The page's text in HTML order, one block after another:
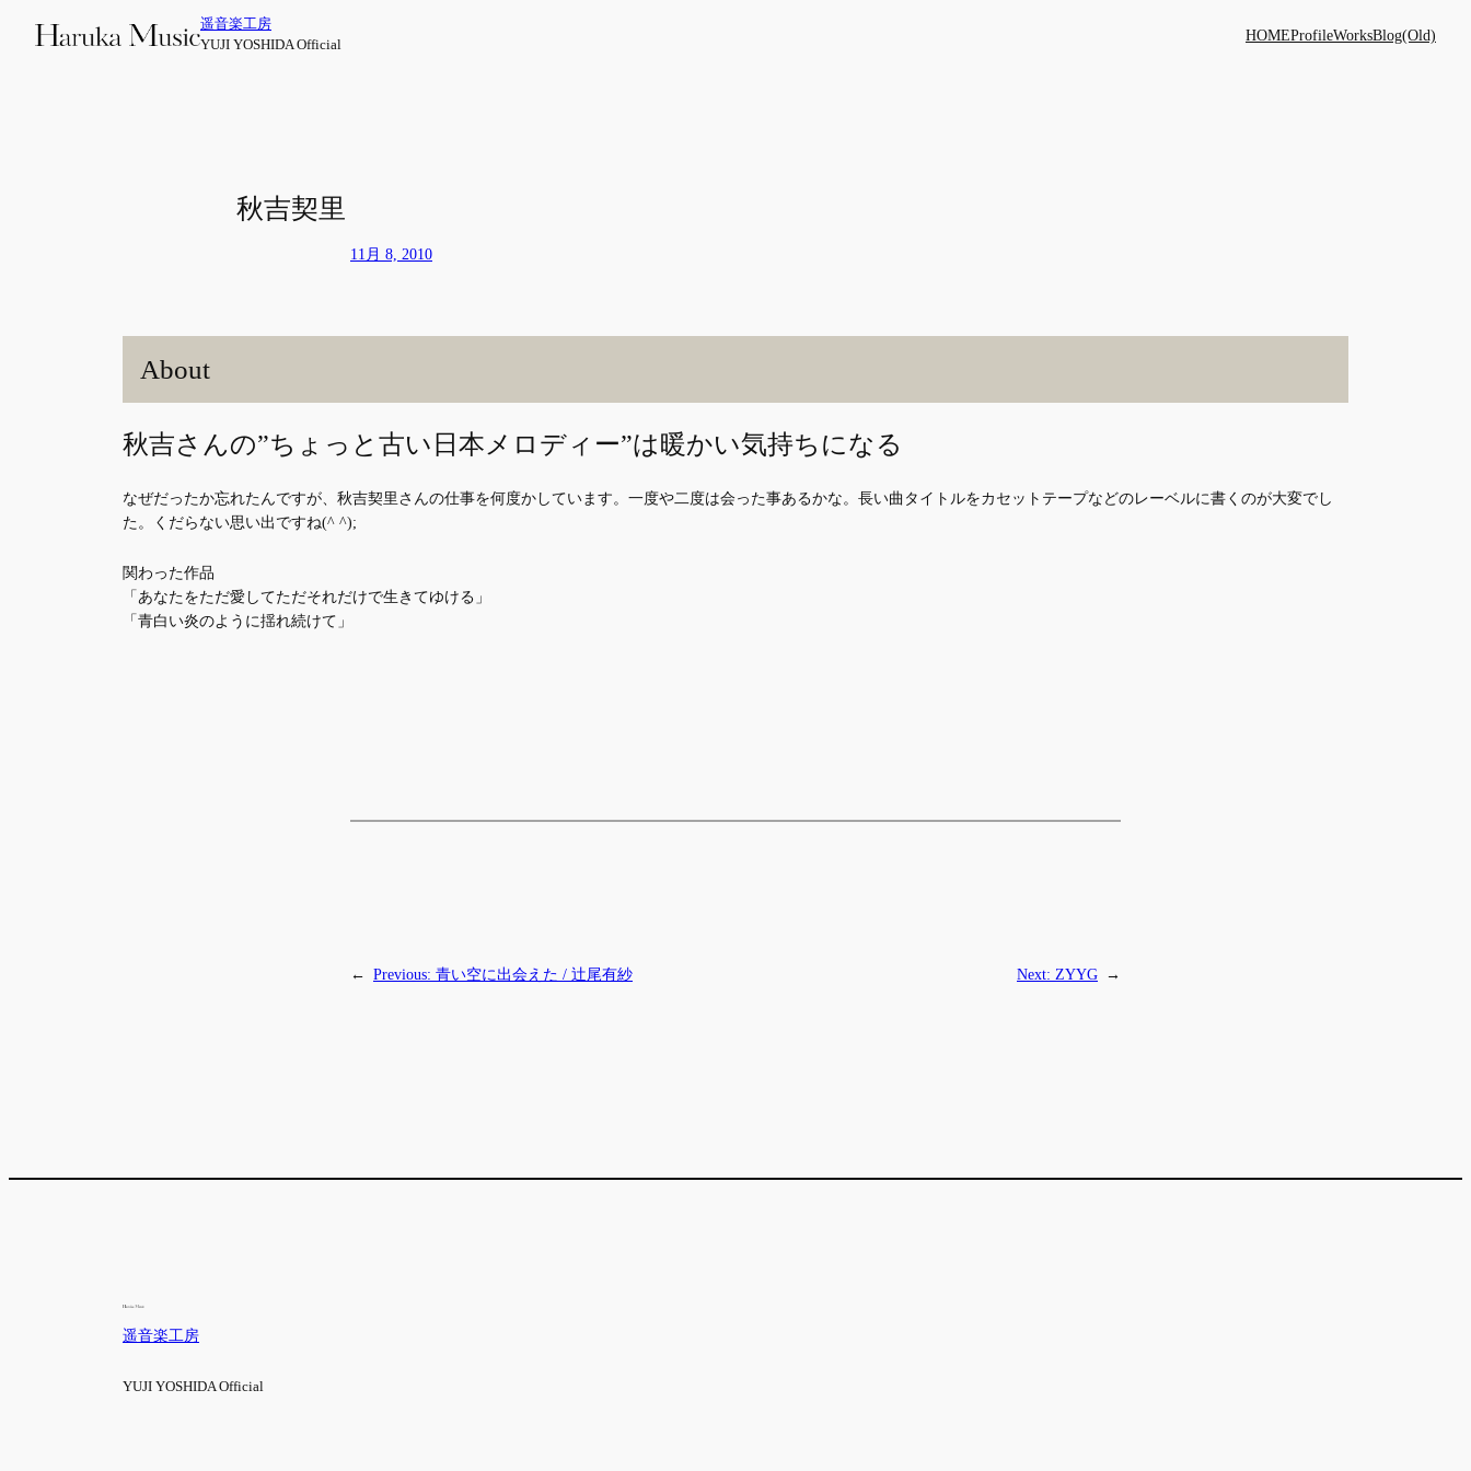
遥音楽工房
YUJI YOSHIDA Official
HOMEProfileWorksBlog(Old)
秋吉契里
11月 8, 2010
About
秋吉さんの”ちょっと古い日本メロディー”は暖かい気持ちになる
なぜだったか忘れたんですが、秋吉契里さんの仕事を何度かしています。一度や二度は会った事あるかな。長い曲タイトルをカセットテープなどのレーベルに書くのが大変でし
た。くだらない思い出ですね(^ ^);
関わった作品
「あなたをただ愛してただそれだけで生きてゆける」
「青白い炎のように揺れ続けて」
← Previous: 青い空に出会えた / 辻尾有紗 Next: ZYYG →
遥音楽工房
YUJI YOSHIDA Official